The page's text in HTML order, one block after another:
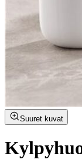
Suuret kuvat